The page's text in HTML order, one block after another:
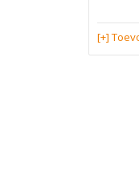
[+]